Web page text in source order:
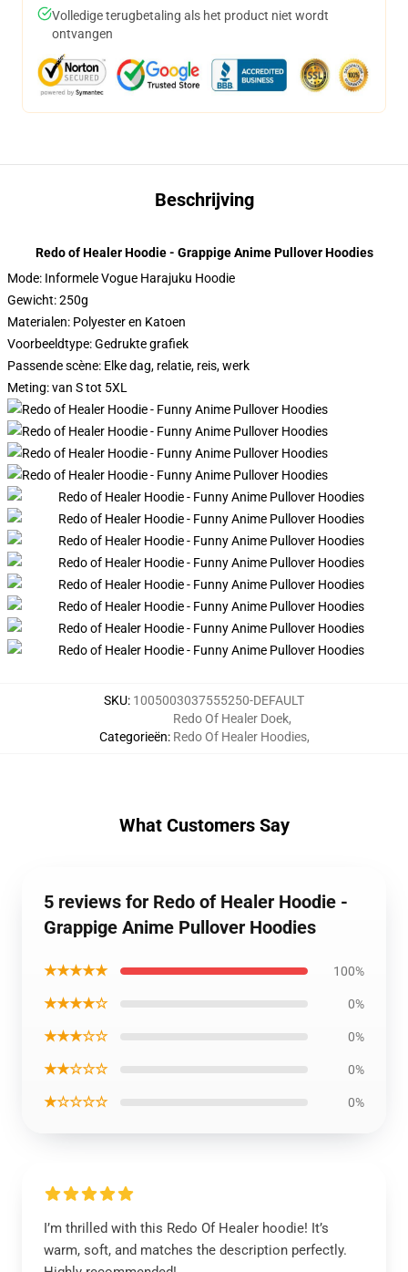
Volledige terugbetaling als het product niet wordt
ontvangen
Beschrijving
Redo of Healer Hoodie - Grappige Anime Pullover Hoodies
Mode: Informele Vogue Harajuku Hoodie
Gewicht: 250g
Materialen: Polyester en Katoen
Voorbeeldtype: Gedrukte grafiek
Passende scène: Elke dag, relatie, reis, werk
Meting: van S tot 5XL
SKU: 1005003037555250-DEFAULT
Categorieën:
Redo Of Healer Doek,
Redo Of Healer Hoodies,
What Customers Say
5 reviews for Redo of Healer Hoodie -
Grappige Anime Pullover Hoodies
★★★★★ 100%
★★★★☆ 0%
★★★☆☆ 0%
★★☆☆☆ 0%
★☆☆☆☆ 0%
I’m thrilled with this Redo Of Healer hoodie! It’s
warm, soft, and matches the description perfectly.